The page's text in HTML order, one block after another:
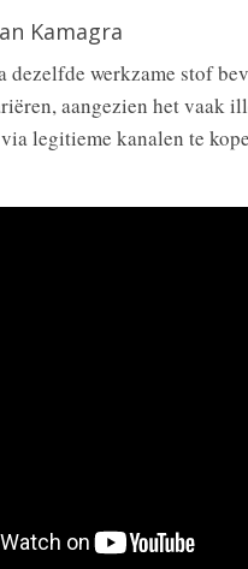
Kamagra
dezelfde werkzame stof
aangezien het vaak
legitieme kanalen te